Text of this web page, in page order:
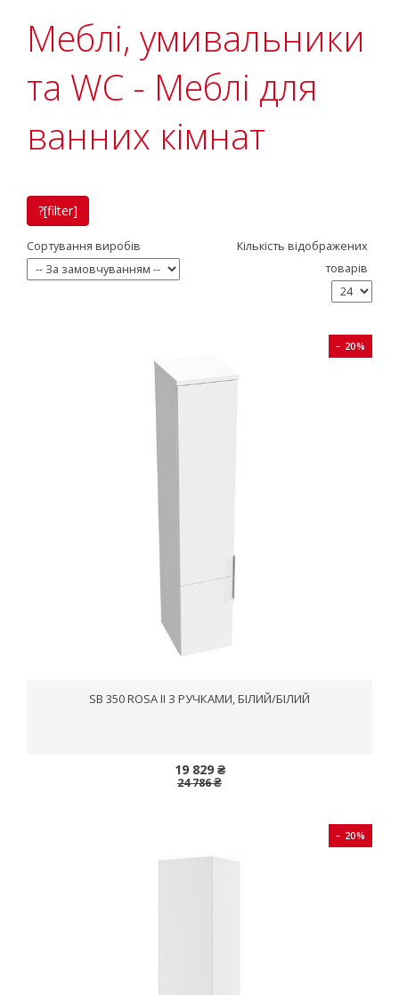
Меблі, умивальники
та WC - Меблі для
ванних кімнат
?[filter]
Сортування виробів
Кількість відображених
товарів
− 20%
SB 350 ROSA II З РУЧКАМИ, БІЛИЙ/БІЛИЙ
19 829 ₴
24 786 ₴
− 20%